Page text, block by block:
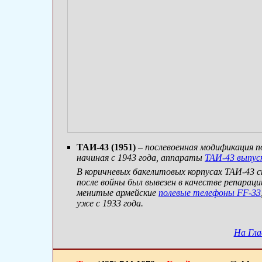
ТАИ-43 (1951) – послевоенная модификация
начиная с 1943 года, аппараты ТАИ-43
В коричневых бакелитовых корпусах ТАИ-
после войны был вывезен в качестве
менитые армейские полевые телефоны FF-33
уже с 1933 года.
На